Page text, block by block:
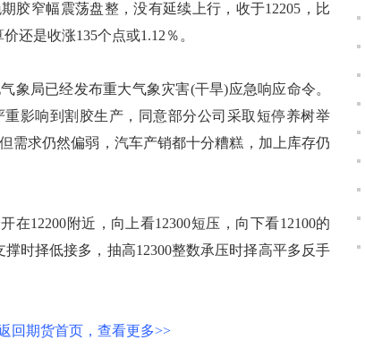
胶窄幅震荡盘整，没有延续上行，收于12205，比
还是收涨135个点或1.12％。
局已经发布重大气象灾害(干旱)应急响应命令。
影响到割胶生产，同意部分公司采取短停养树举
需求仍然偏弱，汽车产销都十分糟糕，加上库存仍
12200附近，向上看12300短压，向下看12100的
时择低接多，抽高12300整数承压时择高平多反手
回期货首页，查看更多>>